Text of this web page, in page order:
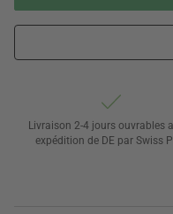
Livraison 2-4 jours ouvrables
expédition de DE par Swiss